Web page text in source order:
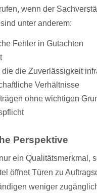
wenn der
unter anderem:
Fehler in Gutachten
die Zuverlässigkeit
Verhältnisse
ohne wichtigen
Perspektive
ein Qualitätsmerkmal,
öffnet Türen zu
weniger